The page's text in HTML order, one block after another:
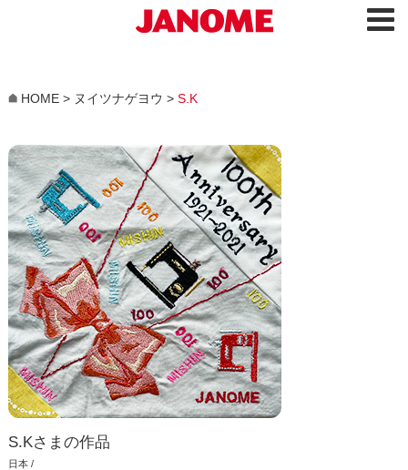
HOME> ヌイツナゲヨウ > S.K
S.Kさまの作品
日本 /